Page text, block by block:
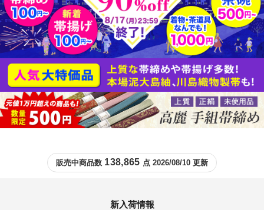
販売中商品数 138,865 点 2026/08/10 更新
新入荷情報